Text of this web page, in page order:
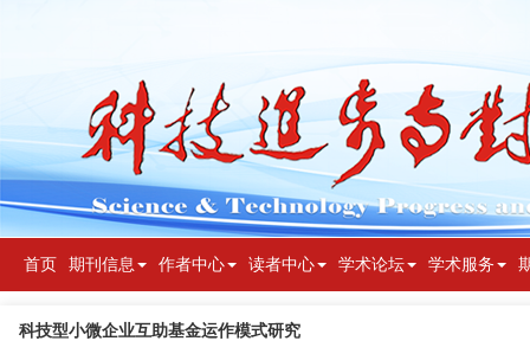
首页 期刊信息 作者中心 读者中心 学术论坛 学术服务
科技型小微企业互助基金运作模式研究